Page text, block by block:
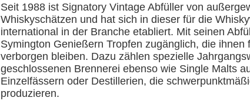
Seit 1988 ist Signatory Vintage Abfüller von
Whiskyschätzen und hat sich in dieser für die
international in der Branche etabliert. Mit seinen
Symington Genießern Tropfen zugänglich, die ihnen
verborgen bleiben. Dazu zählen spezielle
geschlossenen Brennerei ebenso wie Single Malts
Einzelfässern oder Destillerien, die
produzieren.